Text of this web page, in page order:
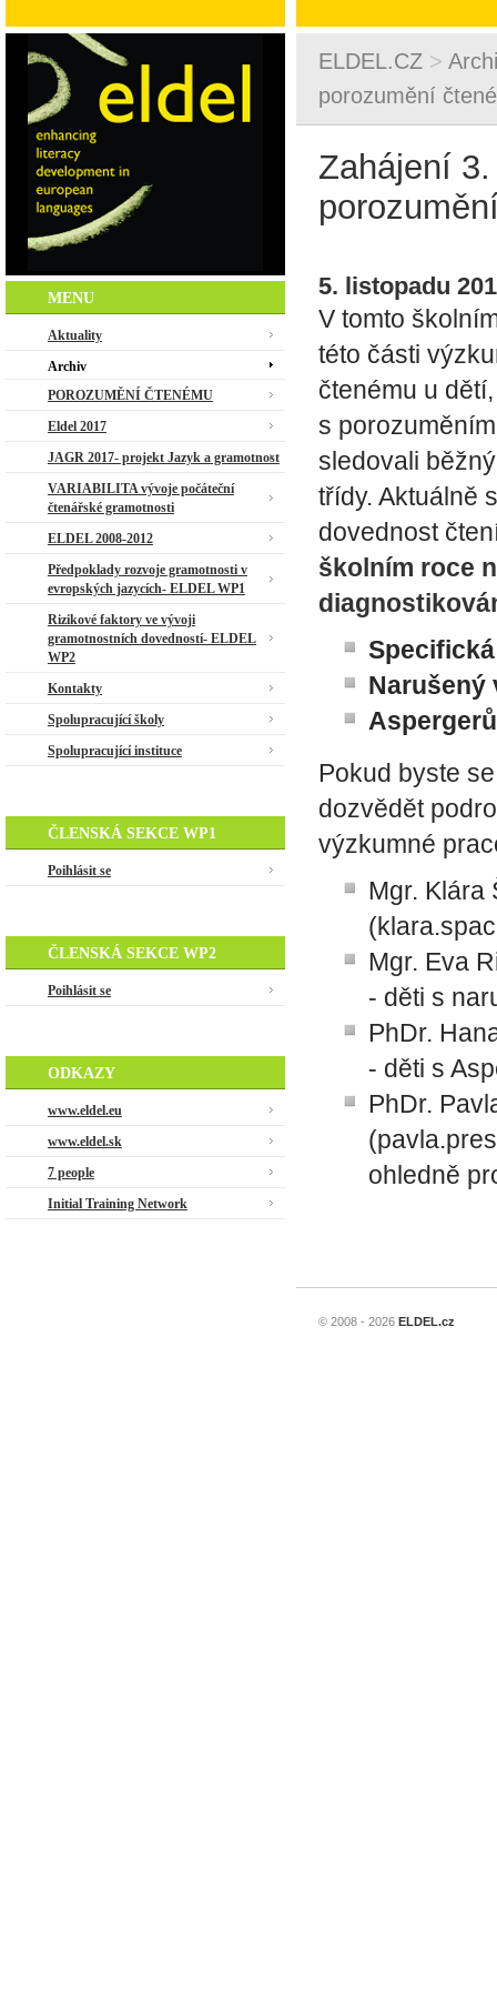
MENU
Aktuality
Archiv
POROZUMĚNÍ ČTENÉMU
Eldel 2017
JAGR 2017- projekt Jazyk a gramotnost
VARIABILITA vývoje počáteční
čtenářské gramotnosti
ELDEL 2008-2012
Předpoklady rozvoje gramotnosti v
evropských jazycích- ELDEL WP1
Rizikové faktory ve vývoji
gramotnostních dovedností- ELDEL
WP2
Kontakty
Spolupracující školy
Spolupracující instituce
ČLENSKÁ SEKCE WP1
Poihlásit se
ČLENSKÁ SEKCE WP2
Poihlásit se
ODKAZY
www.eldel.eu
www.eldel.sk
7 people
Initial Training Network
ELDEL.CZ>
porozumění
Zahájení
5. listopadu
V tomto
této části
čtenému u
s
sledovali
třídy. Aktuálně
dovednost
školním roce
Narušený
Pokud byste
dozvědět
výzkumné
Mgr. Klára
Mgr. Eva
- děti s
PhDr.
- děti s
PhDr.
ohledně
© 2008 - 2026 ELDEL.cz